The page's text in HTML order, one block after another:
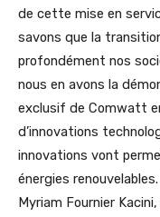
de cette mise en
savons que la
profondément nos
nous en avons la
exclusif de Comwatt
d’innovations
innovations vont
énergies
Myriam Fournier